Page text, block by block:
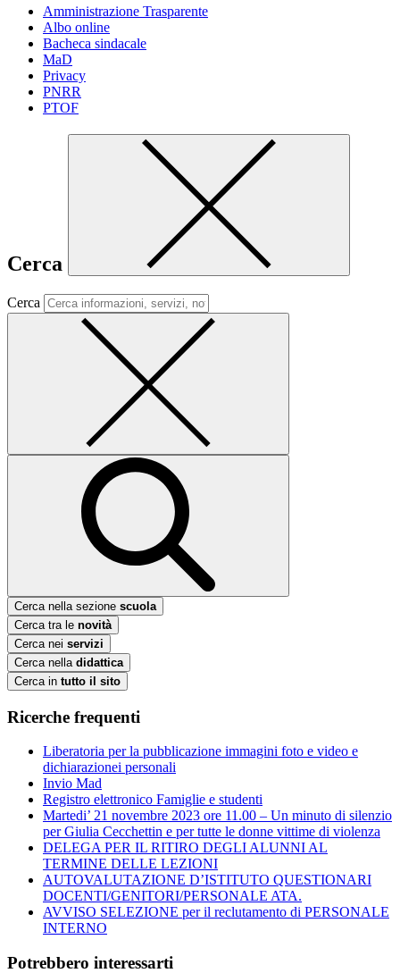
Amministrazione Trasparente
Albo online
Bacheca sindacale
MaD
Privacy
PNRR
PTOF
Cerca
Cerca
Cerca nella sezione scuola
Cerca tra le novità
Cerca nei servizi
Cerca nella didattica
Cerca in tutto il sito
Ricerche frequenti
Liberatoria per la pubblicazione immagini foto e video e
dichiarazionei personali
Invio Mad
Registro elettronico Famiglie e studenti
Martedi’ 21 novembre 2023 ore 11.00 – Un minuto di silenzio
per Giulia Cecchettin e per tutte le donne vittime di violenza
DELEGA PER IL RITIRO DEGLI ALUNNI AL
TERMINE DELLE LEZIONI
AUTOVALUTAZIONE D’ISTITUTO QUESTIONARI
DOCENTI/GENITORI/PERSONALE ATA.
AVVISO SELEZIONE per il reclutamento di PERSONALE
INTERNO
Potrebbero interessarti